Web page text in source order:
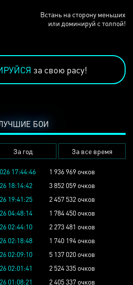
Встань на сторону меньших
или доминируй с толпой!
за свою расу!
БОИ
За год За все время
17:44:46
1 936 969 очков
18:14:42
3 852 059 очков
19:41:25
2 457 532 очков
04:48:14
1 784 450 очков
02:44:10
2 273 481 очков
02:18:48
1 740 194 очков
02:09:10
5 137 020 очков
02:01:41
2 524 335 очков
01:08:21 2 405 337 очков